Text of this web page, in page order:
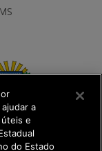
a
e
do Estado